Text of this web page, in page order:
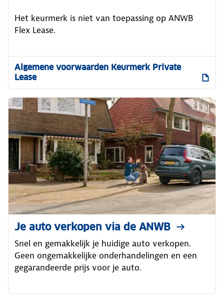
Het keurmerk is niet van toepassing op ANWB
Flex Lease.
Algemene voorwaarden Keurmerk Private
Lease
Je auto verkopen via de ANWB
Snel en gemakkelijk je huidige auto verkopen.
Geen ongemakkelijke onderhandelingen en een
gegarandeerde prijs voor je auto.